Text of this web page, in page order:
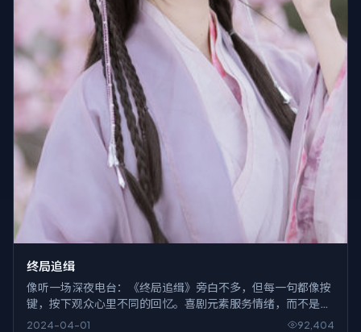
终局追缉
像听一场深夜电台：《终局追缉》旁白不多，但每一句都像按
键，按下观众心里不同的回忆。喜剧元素服务情绪，而不是反
过来。
2024-04-01 92,404